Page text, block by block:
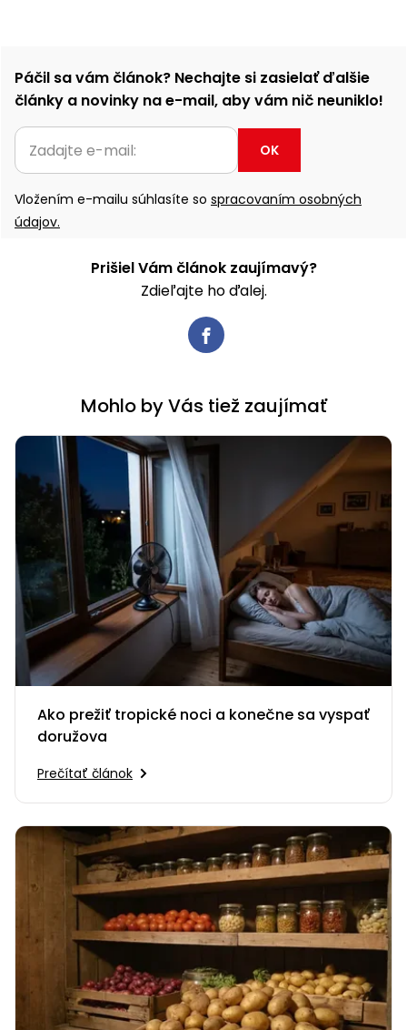
Páčil sa vám článok? Nechajte si zasielať ďalšie
články a novinky na e-mail, aby vám nič neuniklo!
OK
Vložením e-mailu súhlasíte so spracovaním osobných
údajov.
Prišiel Vám článok zaujímavý?
Zdieľajte ho ďalej.
Mohlo by Vás tiež zaujímať
Ako prežiť tropické noci a konečne sa vyspať
doružova
Prečítať článok